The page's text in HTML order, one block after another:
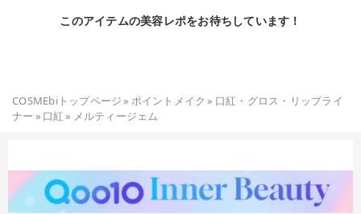
このアイテムの美容レポをお待ちしています！
COSMEbiトップページ» ポイントメイク » 口紅・グロス・リップライ
ナー » 口紅» メルティージェム